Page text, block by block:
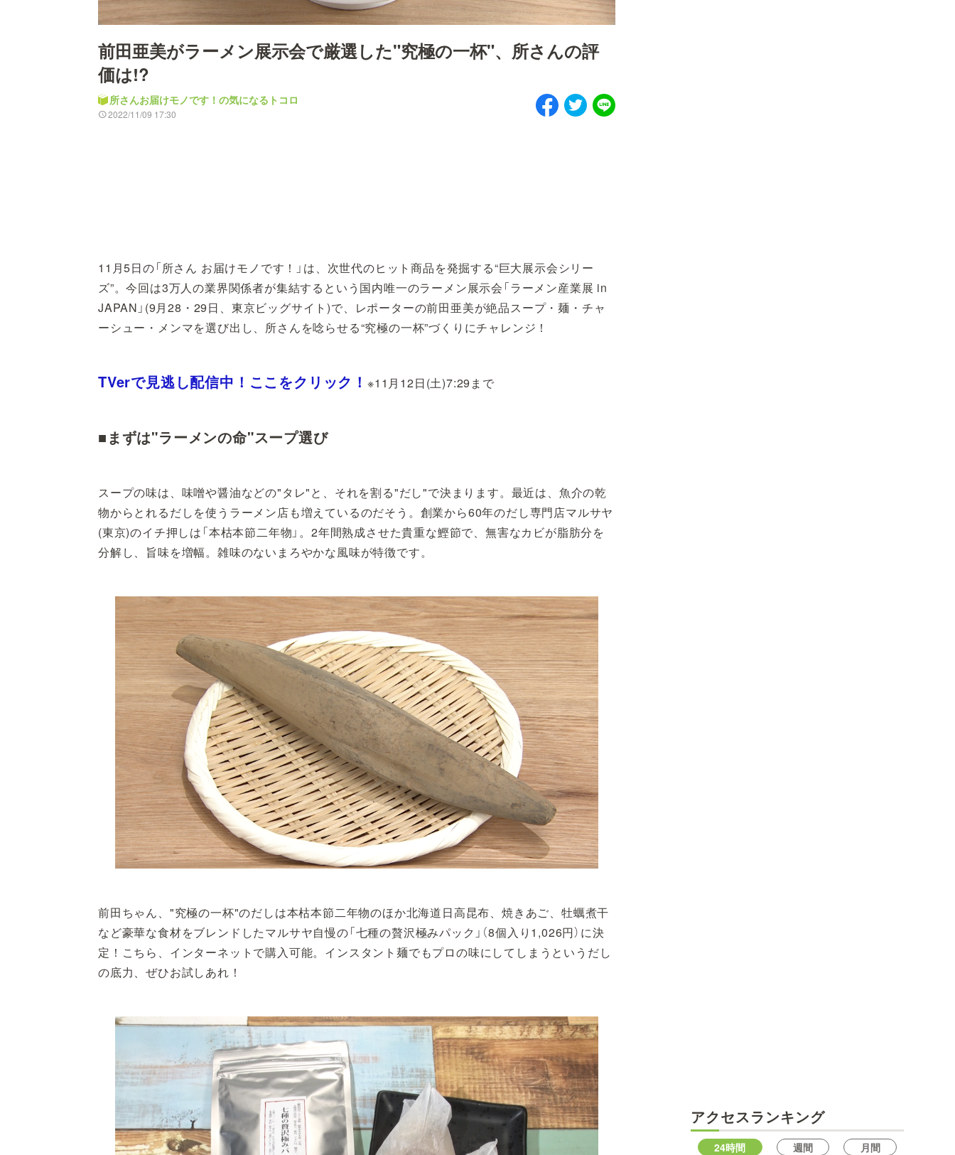
前田亜美がラーメン展示会で厳選した"究極の一杯"、所さんの評
価は!?
所さんお届けモノです！の気になるトコロ
2022/11/09 17:30
11月5日の「所さん お届けモノです！」は、次世代のヒット商品を発掘する“巨大展示会シリー
ズ”。今回は3万人の業界関係者が集結するという国内唯一のラーメン展示会「ラーメン産業展 in
JAPAN」(9月28・29日、東京ビッグサイト)で、レポーターの前田亜美が絶品スープ・麺・チャ
ーシュー・メンマを選び出し、所さんを唸らせる“究極の一杯”づくりにチャレンジ！
TVerで見逃し配信中！ここをクリック！ ※11月12日(土)7:29まで
■まずは"ラーメンの命"スープ選び
スープの味は、味噌や醤油などの"タレ"と、それを割る"だし"で決まります。最近は、魚介の乾
物からとれるだしを使うラーメン店も増えているのだそう。創業から60年のだし専門店マルサヤ
(東京)のイチ押しは「本枯本節二年物」。2年間熟成させた貴重な鰹節で、無害なカビが脂肪分を
分解し、旨味を増幅。雑味のないまろやかな風味が特徴です。
前田ちゃん、"究極の一杯"のだしは本枯本節二年物のほか北海道日高昆布、焼きあご、牡蠣煮干
など豪華な食材をブレンドしたマルサヤ自慢の「七種の贅沢極みパック」（8個入り1,026円）に決
定！こちら、インターネットで購入可能。インスタント麺でもプロの味にしてしまうというだし
の底力、ぜひお試しあれ！
アクセスランキング
24時間 週間 月間